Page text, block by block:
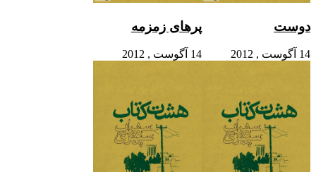
دوست
14 آگوست , 2012
پرهای زمزمه
14 آگوست , 2012